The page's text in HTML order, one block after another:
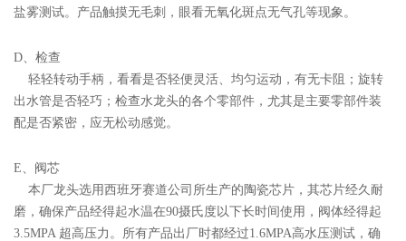
盐雾测试。产品触摸无毛刺，眼看无氧化斑点无气孔等现象。
D、检查
轻轻转动手柄，看看是否轻便灵活、均匀运动，有无卡阻；旋转
出水管是否轻巧；检查水龙头的各个零部件，尤其是主要零部件装
配是否紧密，应无松动感觉。
E、阀芯
本厂龙头选用西班牙赛道公司所生产的陶瓷芯片，其芯片经久耐
磨，确保产品经得起水温在90摄氏度以下长时间使用，阀体经得起
3.5MPA 超高压力。所有产品出厂时都经过1.6MPA高水压测试，确